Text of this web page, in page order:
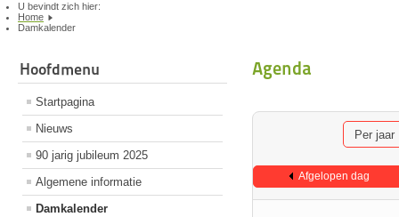
U bevindt zich hier:
Home
Damkalender
Hoofdmenu
Startpagina
Nieuws
90 jarig jubileum 2025
Algemene informatie
Damkalender
Agenda
Per jaar
Afgelopen dag